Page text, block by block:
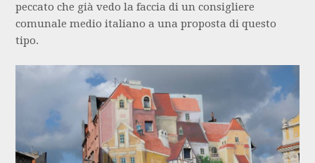
peccato che già vedo la faccia di un consigliere
comunale medio italiano a una proposta di questo
tipo.